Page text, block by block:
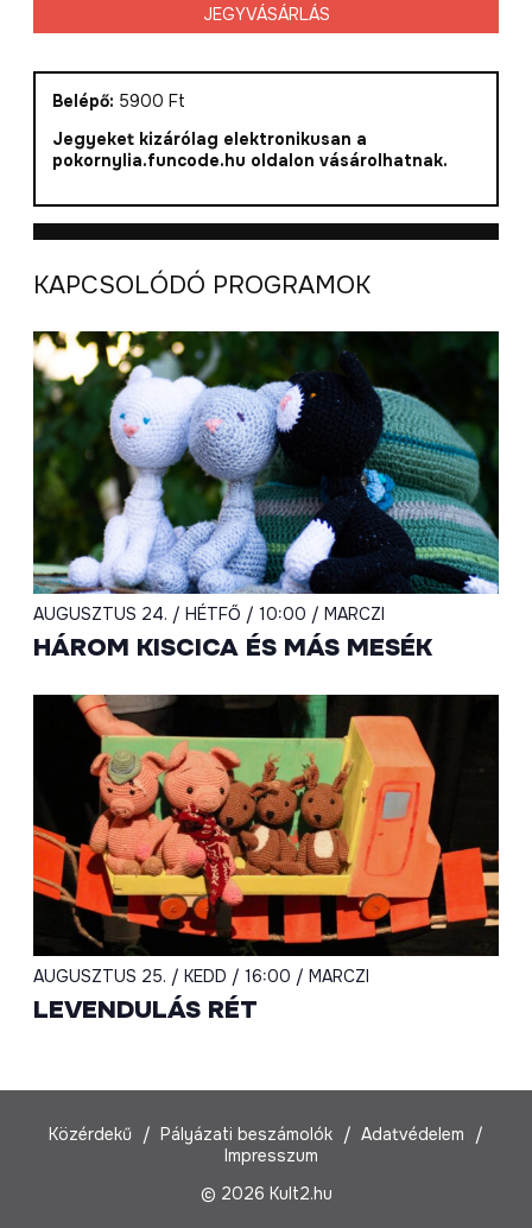
JEGYVÁSÁRLÁS
Belépő: 5900 Ft
Jegyeket kizárólag elektronikusan a
pokornylia.funcode.hu oldalon vásárolhatnak.
KAPCSOLÓDÓ PROGRAMOK
AUGUSZTUS 24. / HÉTFŐ / 10:00 / MARCZI
HÁROM KISCICA ÉS MÁS MESÉK
AUGUSZTUS 25. / KEDD / 16:00 / MARCZI
LEVENDULÁS RÉT
Közérdekű Pályázati beszámolók
Adatvédelem
Impresszum
© 2026 Kult2.hu